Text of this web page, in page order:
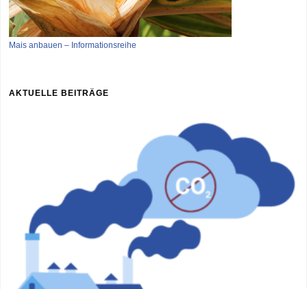
Mais anbauen – Informationsreihe
AKTUELLE BEITRÄGE